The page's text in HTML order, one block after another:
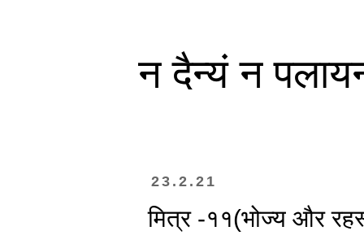
न दैन्यं न
23.2.21
मित्र -११(भोज्य और